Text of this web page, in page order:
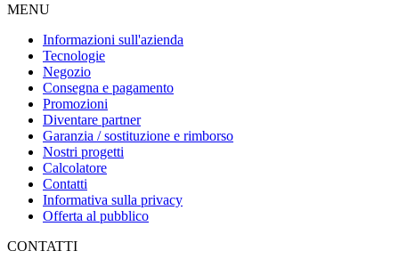
MENU
Informazioni sull'azienda
Tecnologie
Negozio
Consegna e pagamento
Promozioni
Diventare partner
Garanzia / sostituzione e rimborso
Nostri progetti
Calcolatore
Contatti
Informativa sulla privacy
Offerta al pubblico
CONTATTI